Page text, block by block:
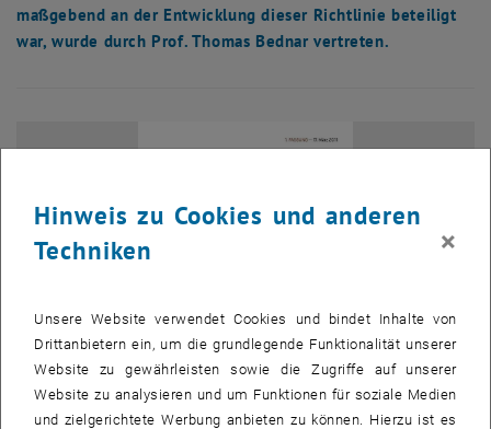
maßgebend an der Entwicklung dieser Richtlinie beteiligt
war, wurde durch Prof. Thomas Bednar vertreten.
Hinweis zu Cookies und anderen
Techniken
×
Unsere Website verwendet Cookies und bindet Inhalte von
Drittanbietern ein, um die grundlegende Funktionalität unserer
Website zu gewährleisten sowie die Zugriffe auf unserer
Website zu analysieren und um Funktionen für soziale Medien
und zielgerichtete Werbung anbieten zu können. Hierzu ist es